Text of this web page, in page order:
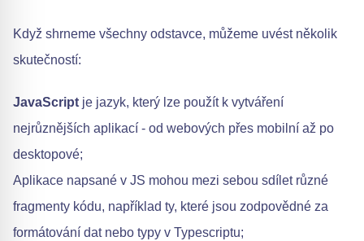
Když shrneme všechny odstavce, můžeme uvést několik
skutečností:
JavaScript je jazyk, který lze použít k vytváření
nejrůznějších aplikací - od webových přes mobilní až po
desktopové;
Aplikace napsané v JS mohou mezi sebou sdílet různé
fragmenty kódu, například ty, které jsou zodpovědné za
formátování dat nebo typy v Typescriptu;